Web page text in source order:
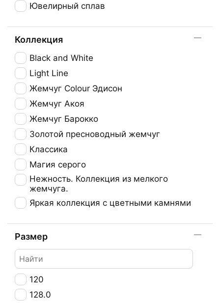
Ювелирный сплав
Коллекция
Black and White
Light Line
Жемчуг Colour Эдисон
Жемчуг Акоя
Жемчуг Барокко
Золотой пресноводный жемчуг
Классика
Магия серого
Нежность. Коллекция из мелкого
жемчуга.
Яркая коллекция с цветными камнями
Размер
120
128.0